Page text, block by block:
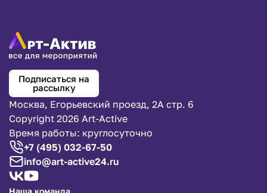
Подписаться на
рассылку
Москва, Егорьевский проезд, 2А стр. 6
Copyright 2026 Art-Active
Время работы: круглосуточно
+7 (495) 032-67-50
info@art-active24.ru
Наша команда